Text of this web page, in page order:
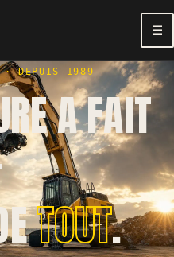
☰
· DEPUIS 1989
A FAIT
TOUT.